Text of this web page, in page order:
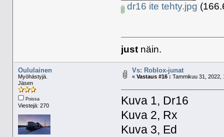
dr16 ite tehty.jpg
just näin.
Oululainen
Myöhästyjä.
Jäsen
Poissa
Viestejä: 270
Vs: Roblox-junat
« Vastaus #16 : Tammikuu 31, 2022,
Kuva 1, Dr16
Kuva 2, Rx
Kuva 3, Ed